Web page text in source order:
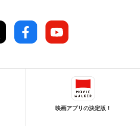
映画アプリの決定版！